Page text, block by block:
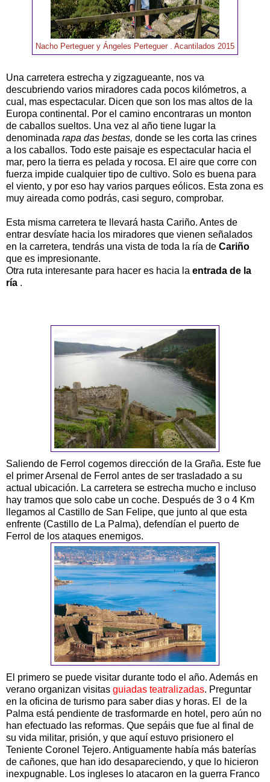
Nacho Perteguer y Ángeles Perteguer . Acantilados 2015
Una carretera estrecha y zigzagueante, nos va
descubriendo varios miradores cada pocos kilómetros, a
cual, mas espectacular. Dicen que son los mas altos de la
Europa continental. Por el camino encontraras un monton
de caballos sueltos. Una vez al año tiene lugar la
denominada rapa das bestas, donde se les corta las crines
a los caballos. Todo este paisaje es espectacular hacia el
mar, pero la tierra es pelada y rocosa. El aire que corre con
fuerza impide cualquier tipo de cultivo. Solo es buena para
el viento, y por eso hay varios parques eólicos. Esta zona es
muy aireada como podrás, casi seguro, comprobar.
Esta misma carretera te llevará hasta Cariño. Antes de
entrar desvíate hacia los miradores que vienen señalados
en la carretera, tendrás una vista de toda la ría de Cariño
que es impresionante.
Otra ruta interesante para hacer es hacia la entrada de la
ría .
Saliendo de Ferrol cogemos dirección de la Graña. Este fue
el primer Arsenal de Ferrol antes de ser trasladado a su
actual ubicación. La carretera se estrecha mucho e incluso
hay tramos que solo cabe un coche. Después de 3 o 4 Km
llegamos al Castillo de San Felipe, que junto al que esta
enfrente (Castillo de La Palma), defendían el puerto de
Ferrol de los ataques enemigos.
El primero se puede visitar durante todo el año. Además en
verano organizan visitas guiadas teatralizadas. Preguntar
en la oficina de turismo para saber dias y horas. El de la
Palma está pendiente de trasformarde en hotel, pero aún no
han efectuado las reformas. Que sepáis que fue al final de
su vida militar, prisión, y que aquí estuvo prisionero el
Teniente Coronel Tejero. Antiguamente había más baterías
de cañones, que han ido desapareciendo, y que lo hicieron
inexpugnable. Los ingleses lo atacaron en la guerra Franco